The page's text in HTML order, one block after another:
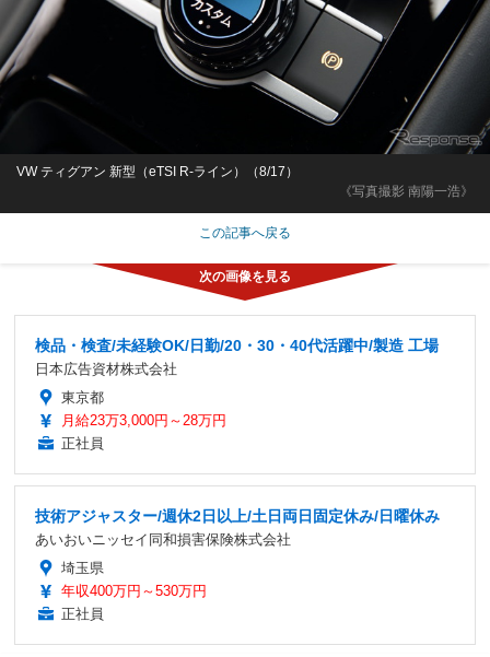
《写真撮影 南陽一浩》
VW ティグアン 新型（eTSI R-ライン）（8/17）
この記事へ戻る
検品・検査/未経験OK/日勤/20・30・40代活躍中/製造 工場
日本広告資材株式会社
東京都
月給23万3,000円～28万円
正社員
技術アジャスター/週休2日以上/土日両日固定休み/日曜休み
あいおいニッセイ同和損害保険株式会社
埼玉県
年収400万円～530万円
正社員